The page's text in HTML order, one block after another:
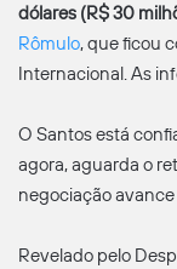
dólares (R$ 30
Rômulo, que ficou
Internacional. As
O Santos está
agora, aguarda o
negociação
Revelado pelo